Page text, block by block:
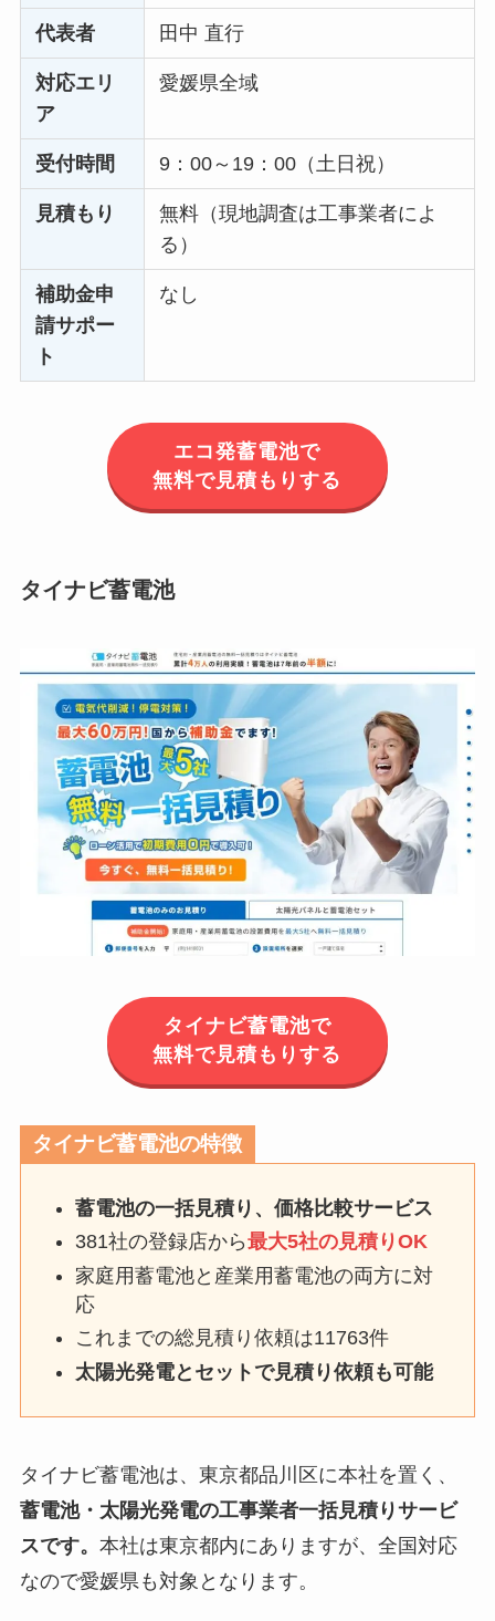
代表者 田中 直行
対応エリ
ア
愛媛県全域
受付時間 9：00～19：00（土日祝）
見積もり
無料（現地調査は工事業者によ
る）
補助金申
請サポー
ト
なし
エコ発蓄電池で
無料で見積もりする
タイナビ蓄電池
タイナビ蓄電池で
無料で見積もりする
タイナビ蓄電池の特徴
蓄電池の一括見積り、価格比較サービス
381社の登録店から最大5社の見積りOK
家庭用蓄電池と産業用蓄電池の両方に対
応
これまでの総見積り依頼は11763件
太陽光発電とセットで見積り依頼も可能
タイナビ蓄電池は、東京都品川区に本社を置く、
蓄電池・太陽光発電の工事業者一括見積りサービ
スです。 本社は東京都内にありますが、全国対応
なので愛媛県も対象となります。